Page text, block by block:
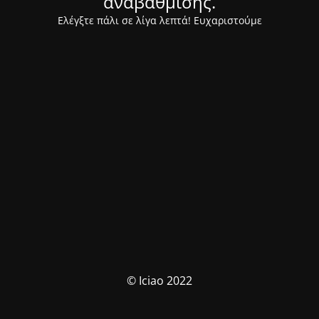
Ελέγξτε πάλι σε λίγα λεπτά! Ευχαριστούμε
© Iciao 2022